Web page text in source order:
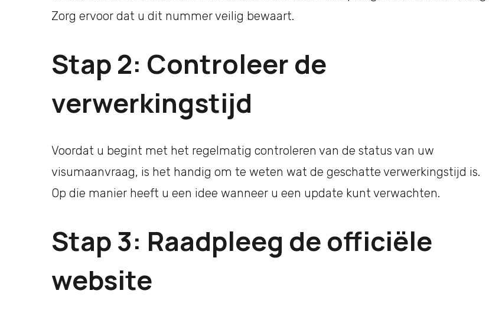
Zorg ervoor dat u dit nummer veilig bewaart.
Stap 2: Controleer de
verwerkingstijd
Voordat u begint met het regelmatig controleren van de status van uw
visumaanvraag, is het handig om te weten wat de geschatte verwerkingstijd is.
Op die manier heeft u een idee wanneer u een update kunt verwachten.
Stap 3: Raadpleeg de officiële
website